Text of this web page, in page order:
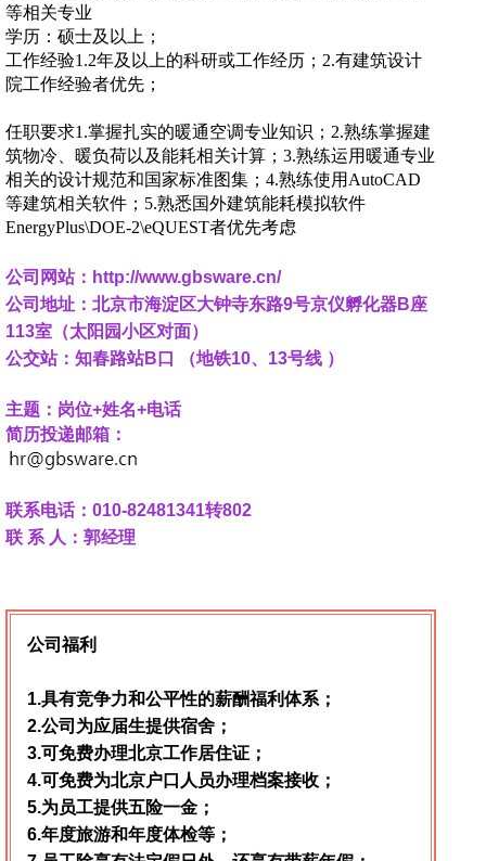
等相关专业
学历：硕士及以上；
工作经验1.2年及以上的科研或工作经历；2.有建筑设计
院工作经验者优先；
任职要求1.掌握扎实的暖通空调专业知识；2.熟练掌握建
筑物冷、暖负荷以及能耗相关计算；3.熟练运用暖通专业
相关的设计规范和国家标准图集；4.熟练使用AutoCAD
等建筑相关软件；5.熟悉国外建筑能耗模拟软件
EnergyPlus\DOE-2\eQUEST者优先考虑
公司网站：http://www.gbsware.cn/
公司地址：北京市海淀区大钟寺东路9号京仪孵化器B座
113室（太阳园小区对面）
公交站：知春路站B口 （地铁10、13号线 ）
主题：岗位+姓名+电话
简历投递邮箱：
联系电话：010-82481341转802
联 系 人：郭经理
公司福利
1.具有竞争力和公平性的薪酬福利体系；
2.公司为应届生提供宿舍；
3.可免费办理北京工作居住证；
4.可免费为北京户口人员办理档案接收；
5.为员工提供五险一金；
6.年度旅游和年度体检等；